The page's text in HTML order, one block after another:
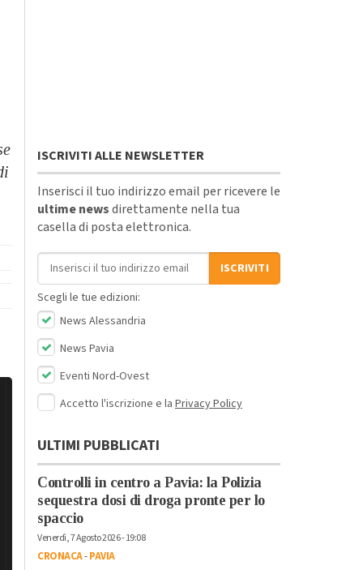
ISCRIVITI ALLE NEWSLETTER
Inserisci il tuo indirizzo email per ricevere le
ultime newsdirettamente nella tua
casella di posta elettronica.
Indirizzo email
ISCRIVITI
Scegli le tue edizioni:
News Alessandria
News Pavia
Eventi Nord-Ovest
Accetto l'iscrizione e la Privacy Policy
ULTIMI PUBBLICATI
Controlli in centro a Pavia: la Polizia
sequestra dosi di droga pronte per lo
spaccio
Venerdì, 7 Agosto 2026 - 19:08
CRONACA-PAVIA